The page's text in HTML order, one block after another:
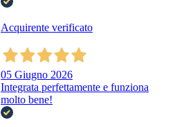
Acquirente verificato
05 Giugno 2026
Integrata perfettamente e funziona
molto bene!